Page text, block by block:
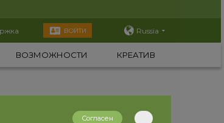
ВОЙТИ Russia
ВОЗМОЖНОСТИ КРЕАТИВ
Согласен